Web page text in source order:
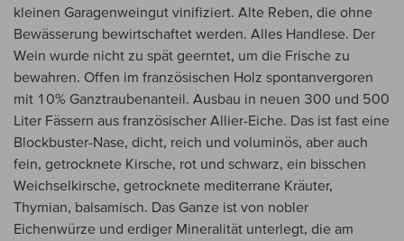
kleinen Garagenweingut vinifiziert. Alte Reben, die ohne
Bewässerung bewirtschaftet werden. Alles Handlese. Der
Wein wurde nicht zu spät geerntet, um die Frische zu
bewahren. Offen im französischen Holz spontanvergoren
mit 10% Ganztraubenanteil. Ausbau in neuen 300 und 500
Liter Fässern aus französischer Allier-Eiche. Das ist fast eine
Blockbuster-Nase, dicht, reich und voluminös, aber auch
fein, getrocknete Kirsche, rot und schwarz, ein bisschen
Weichselkirsche, getrocknete mediterrane Kräuter,
Thymian, balsamisch. Das Ganze ist von nobler
Eichenwürze und erdiger Mineralität unterlegt, die am